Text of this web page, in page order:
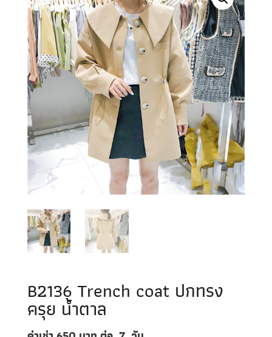
B2136 Trench coat ปกทรง
ครุย น้ำตาล